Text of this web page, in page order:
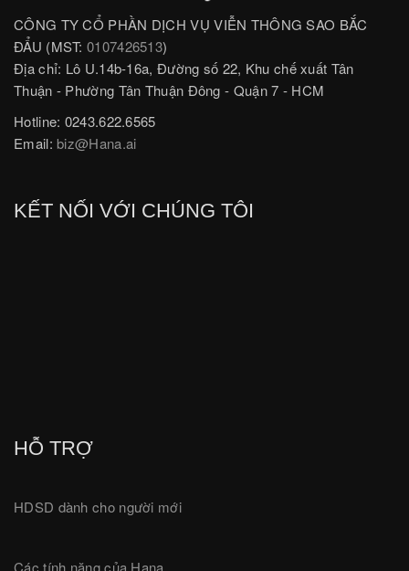
CÔNG TY CỔ PHẦN DỊCH VỤ VIỄN THÔNG SAO BẮC
ĐẨU (MST:0107426513)
Địa chỉ: Lô U.14b-16a, Đường số 22, Khu chế xuất Tân
Thuận - Phường Tân Thuận Đông - Quận 7 - HCM
Hotline: 0243.622.6565
Email:biz@Hana.ai
KẾT NỐI VỚI CHÚNG TÔI
HỖ TRỢ
HDSD dành cho người mới
Các tính năng của Hana